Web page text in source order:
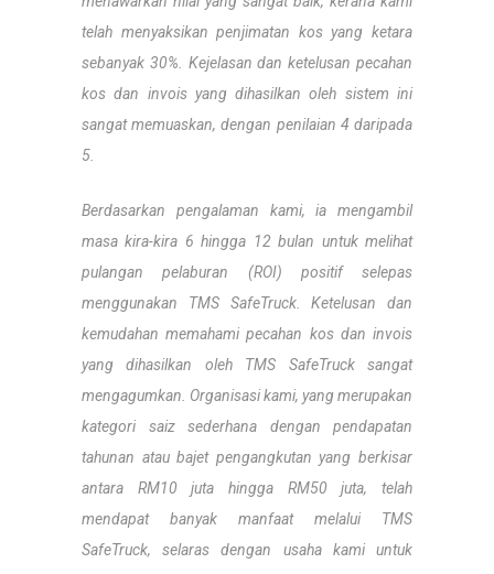
telah menyaksikan penjimatan kos yang ketara
sebanyak 30%. Kejelasan dan ketelusan pecahan
kos dan invois yang dihasilkan oleh sistem ini
sangat memuaskan, dengan penilaian 4 daripada
5.
Berdasarkan pengalaman kami, ia mengambil
masa kira-kira 6 hingga 12 bulan untuk melihat
pulangan pelaburan (ROI) positif selepas
menggunakan TMS SafeTruck. Ketelusan dan
kemudahan memahami pecahan kos dan invois
yang dihasilkan oleh TMS SafeTruck sangat
mengagumkan. Organisasi kami, yang merupakan
kategori saiz sederhana dengan pendapatan
tahunan atau bajet pengangkutan yang berkisar
antara RM10 juta hingga RM50 juta, telah
mendapat banyak manfaat melalui TMS
SafeTruck, selaras dengan usaha kami untuk